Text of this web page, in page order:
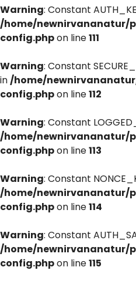
Warning: Constant
/home/newnirvananatur/
config.phpon line111
Warning: Constant
in/home/
config.phpon line112
Warning: Constant
/home/newnirvananatur/
config.phpon line113
Warning: Constant
/home/newnirvananatur/
config.phpon line114
Warning: Constant
/home/newnirvananatur/
config.phpon line115